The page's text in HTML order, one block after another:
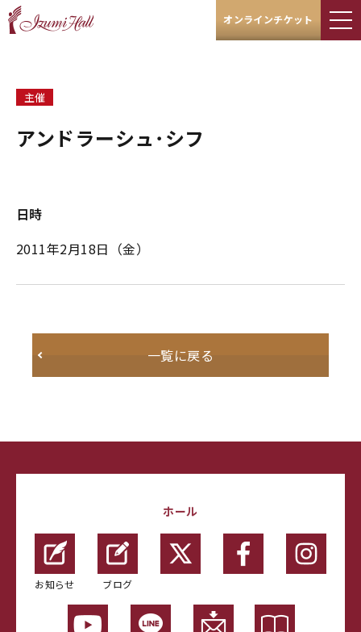
オンラインチケット
主催
アンドラーシュ･シフ
日時
2011年2月18日（金）
一覧に戻る
ホール
お知らせ ブログ